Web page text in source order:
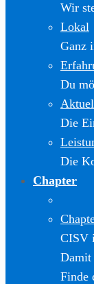
Wir
Lokal
Ganz
Du
Die
Die
Chapter
CISV
Damit
Finde